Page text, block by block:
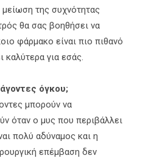
της συχνότητας
θα σας βοηθήσει να
φάρμακο είναι πιο πιθανό
καλύτερα για εσάς.
όγκου;
μπορούν να
όταν ο μυς που περιβάλλει
πολύ αδύναμος και η
επέμβαση δεν